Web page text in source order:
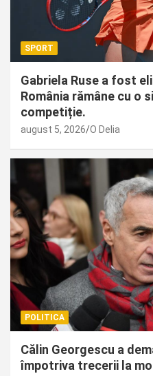
SPORT
Gabriela Ruse a fost
România rămâne cu o
competiție.
august 5, 2026 O Delia
POLITICA
Călin Georgescu a
împotriva trecerii la